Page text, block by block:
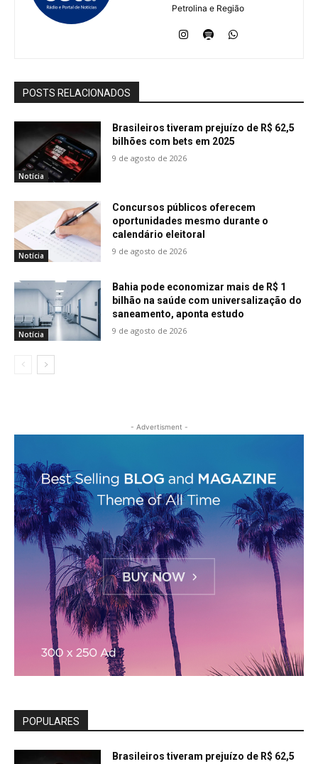
Petrolina e Região
POSTS RELACIONADOS
Notícia
Brasileiros tiveram prejuízo de R$ 62,5
bilhões com bets em 2025
9 de agosto de 2026
Notícia
Concursos públicos oferecem
oportunidades mesmo durante o
calendário eleitoral
9 de agosto de 2026
Notícia
Bahia pode economizar mais de R$ 1
bilhão na saúde com universalização do
saneamento, aponta estudo
9 de agosto de 2026
- Advertisment -
POPULARES
Brasileiros tiveram prejuízo de R$ 62,5